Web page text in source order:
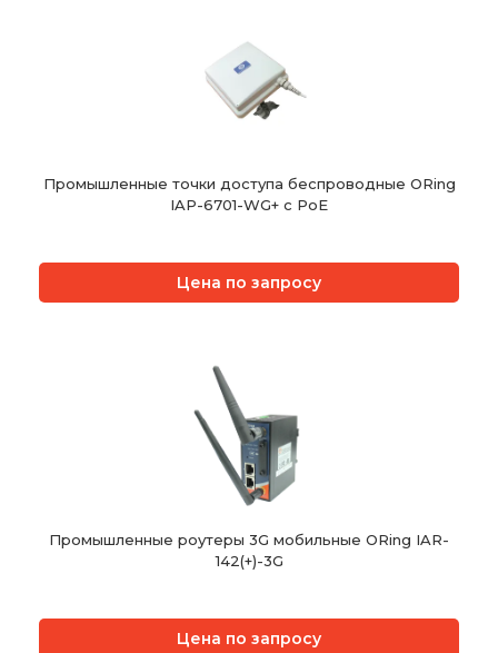
Промышленные точки доступа беспроводные ORing
IAP-6701-WG+ с PoE
Цена по запросу
Промышленные роутеры 3G мобильные ORing IAR-
142(+)-3G
Цена по запросу